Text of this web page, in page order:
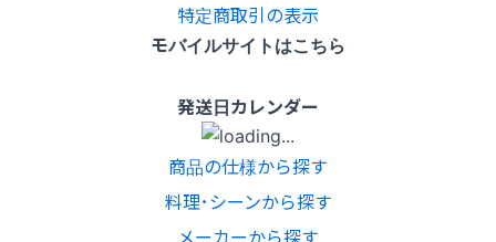
特定商取引の表示
モバイルサイトはこちら
発送日カレンダー
商品の仕様から探す
料理･シーンから探す
メーカーから探す